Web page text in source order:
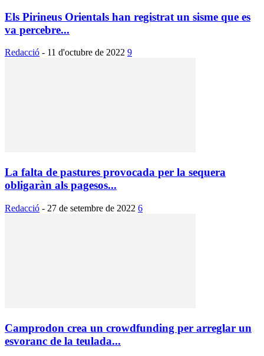
Els Pirineus Orientals han registrat un sisme que es
va percebre...
Redacció - 11 d'octubre de 2022 9
La falta de pastures provocada per la sequera
obligaràn als pagesos...
Redacció - 27 de setembre de 2022 6
Camprodon crea un crowdfunding per arreglar un
esvoranc de la teulada...